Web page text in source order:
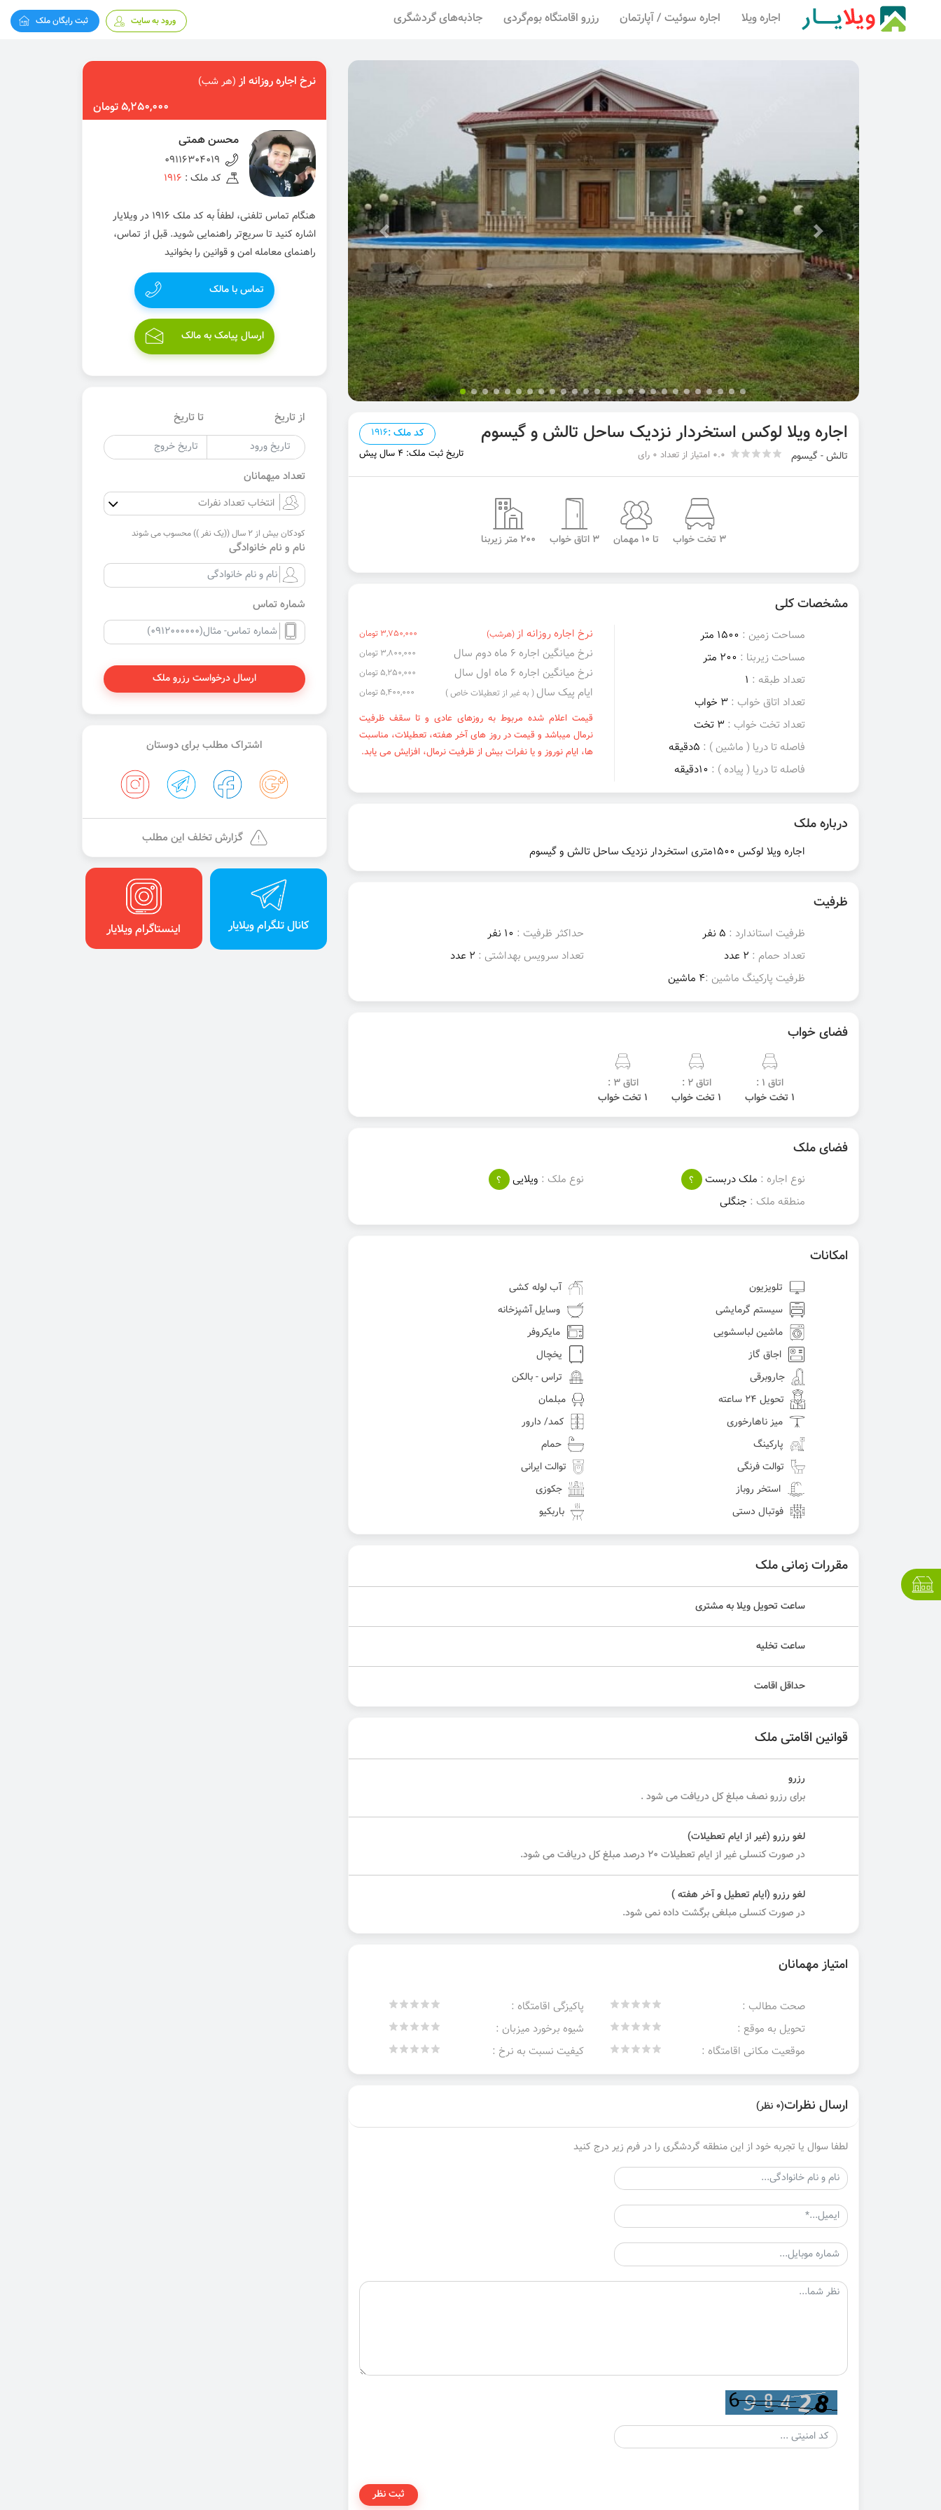
اجاره ویلا اجاره سوئیت / آپارتمان رزرو اقامتگاه بوم‌گردی جاذبه‌های گردشگری ورود به سایت ثبت رایگان ملک
اجاره ویلا لوکس استخردار نزدیک ساحل تالش و گیسوم کد ملک :1916
تالش - گیسوم 0.0 امتیاز از تعداد 0 رای تاریخ ثبت ملک: 4 سال پیش
3 تخت خواب تا 10 مهمان 3 اتاق خواب 200 متر زیربنا
مشخصات کلی
مساحت زمین : 1500 متر
مساحت زیربنا : 200 متر
تعداد طبقه : 1
تعداد اتاق خواب : 3 خواب
تعداد تخت خواب : 3 تخت
فاصله تا دریا ( ماشین ) : 5دقیقه
فاصله تا دریا ( پیاده ) : 10دقیقه
نرخ اجاره روزانه از(هرشب) 3,750,000 تومان
نرخ میانگین اجاره ۶ ماه دوم سال 3,800,000 تومان
نرخ میانگین اجاره ۶ ماه اول سال 5,250,000 تومان
ایام پیک سال ( به غیر از تعطیلات خاص ) 5,400,000 تومان
قیمت اعلام شده مربوط به روزهای عادی و تا سقف ظرفیت
نرمال میباشد و قیمت در روز های آخر هفته، تعطیلات، مناسبت
ها، ایام نوروز و یا نفرات بیش از ظرفیت نرمال، افزایش می یابد.
درباره ملک
اجاره ویلا لوکس 1500متری استخردار نزدیک ساحل تالش و گیسوم
ظرفیت
ظرفیت استاندارد : 5 نفر حداکثر ظرفیت : 10 نفر
تعداد حمام : 2 عدد تعداد سرویس بهداشتی : 2 عدد
ظرفیت پارکینگ ماشین :4 ماشین
فضای خواب
اتاق 1 :
1 تخت خواب
اتاق 2 :
1 تخت خواب
اتاق 3 :
1 تخت خواب
فضای ملک
نوع اجاره : ملک دربست ؟ نوع ملک : ویلایی
؟
منطقه ملک : جنگلی
امکانات
تلویزیون
آب لوله کشی
سیستم گرمایشی
وسایل آشپزخانه
ماشین لباسشویی
مایکروفر
اجاق گاز
یخچال
جاروبرقی
تراس - بالکن
تحویل 24 ساعته
مبلمان
میز ناهارخوری
کمد/ دارور
پارکینگ
حمام
توالت فرنگی
توالت ایرانی
استخر روباز
جکوزی
فوتبال دستی
باربکیو
مقررات زمانی ملک
ساعت تحویل ویلا به مشتری
ساعت تخلیه
حداقل اقامت
قوانین اقامتی ملک
رزرو
برای رزرو نصف مبلغ کل دریافت می شود .
لغو رزرو (غیر از ایام تعطیلات)
در صورت کنسلی غیر از ایام تعطیلات ۲۰ درصد مبلغ کل دریافت می شود.
لغو رزرو (ایام تعطیل و آخر هفته )
در صورت کنسلی مبلغی برگشت داده نمی شود.
امتیاز مهمانان
صحت مطالب :
پاکیزگی اقامتگاه :
تحویل به موقع :
شیوه برخورد میزبان :
موقعیت مکانی اقامتگاه :
کیفیت نسبت به نرخ :
ارسال نظرات(0 نظر)
لطفا سوال یا تجربه خود از این منطقه گردشگری را در فرم زیر درج کنید
ثبت نظر
نرخ اجاره روزانه از(هر شب)
5,250,000 تومان
محسن همتی
09116304019
کد ملک : 1916
هنگام تماس تلفنی، لطفاً به کد ملک 1916 در ویلایار
اشاره کنید تا سریع‌تر راهنمایی شوید. قبل از تماس،
راهنمای معامله امن و قوانین را بخوانید
تماس با مالک
ارسال پیامک به مالک
از تاریخ تا تاریخ
تعداد میهمانان
کودکان بیش از 2 سال ((یک نفر )) محسوب می شوند
نام و نام خانوادگی
شماره تماس
ارسال درخواست رزرو ملک
اشتراک مطلب برای دوستان
گزارش تخلف این مطلب
کانال تلگرام ویلایار اینستاگرام ویلایار